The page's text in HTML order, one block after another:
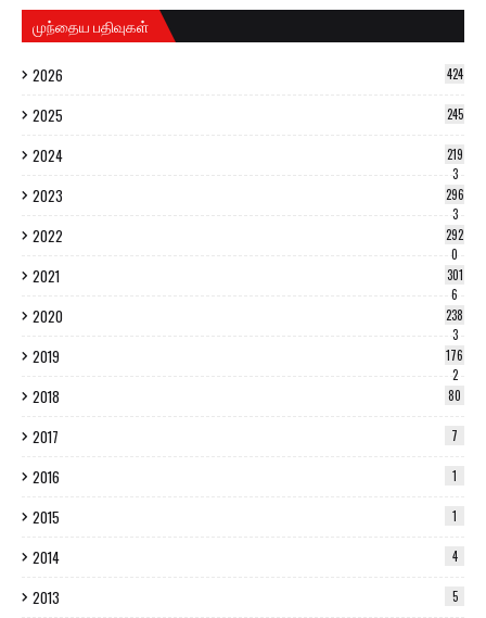
முந்தைய பதிவுகள்
2026 424
2025 245
2024
219
3
2023
296
3
2022
292
0
2021
301
6
2020
238
3
2019
176
2
2018 80
2017 7
2016 1
2015 1
2014 4
2013 5